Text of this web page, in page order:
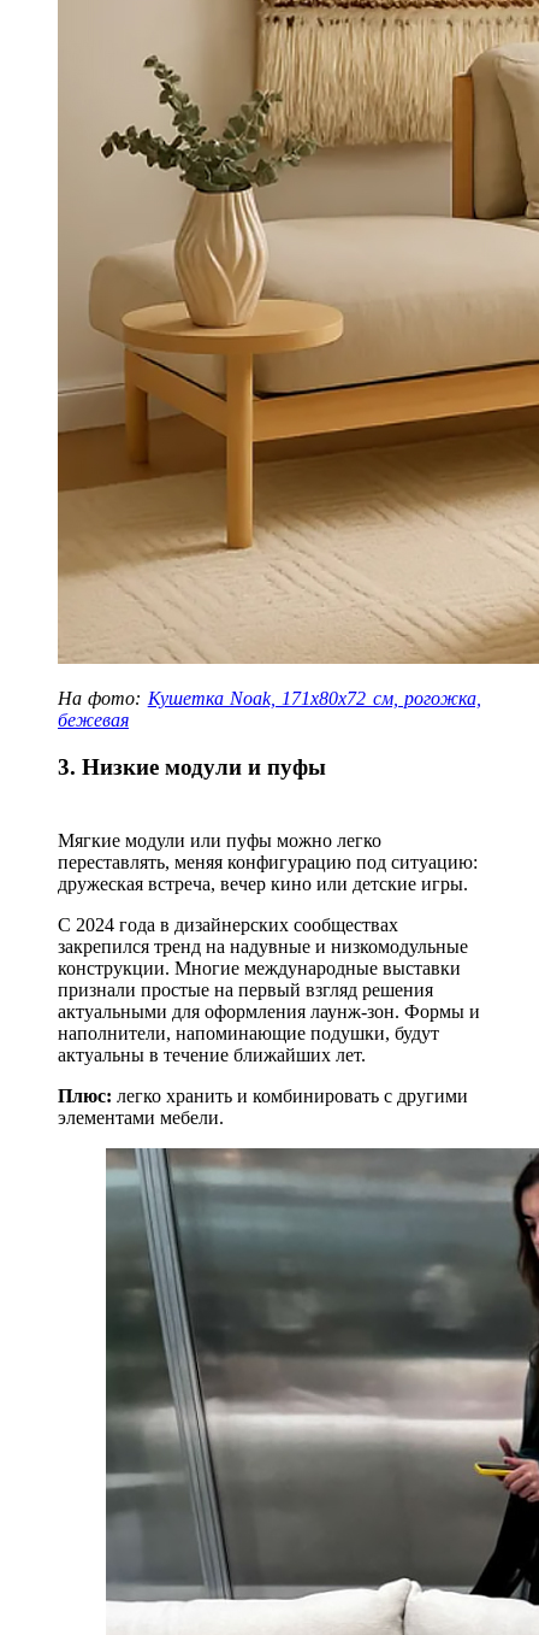
На фото: Кушетка Noak, 171х80х72 см, рогожка,
бежевая
3. Низкие модули и пуфы
Мягкие модули или пуфы можно легко
переставлять, меняя конфигурацию под ситуацию:
дружеская встреча, вечер кино или детские игры.
С 2024 года в дизайнерских сообществах
закрепился тренд на надувные и низкомодульные
конструкции. Многие международные выставки
признали простые на первый взгляд решения
актуальными для оформления лаунж-зон. Формы и
наполнители, напоминающие подушки, будут
актуальны в течение ближайших лет.
Плюс: легко хранить и комбинировать с другими
элементами мебели.